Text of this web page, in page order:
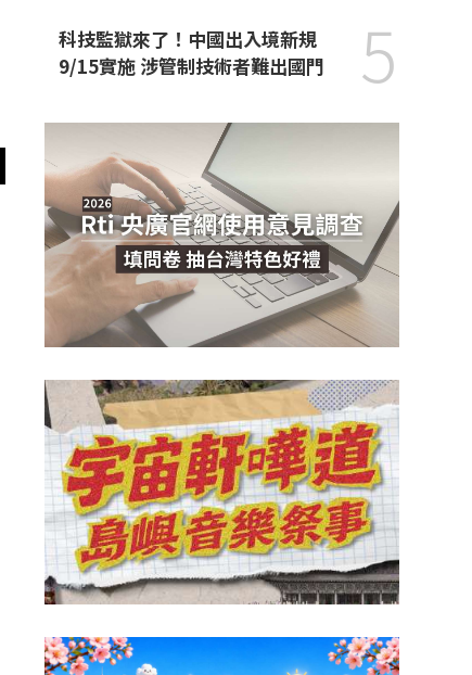
科技監獄來了！中國出入境新規
9/15實施 涉管制技術者難出國門
5